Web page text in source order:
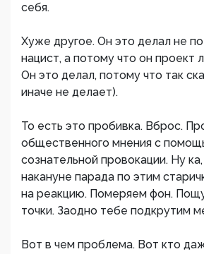
себя.
Хуже другое. Он это делал не
нацист, а потому что он проект
Он это делал, потому что так
иначе не делает).
То есть это пробивка. Вброс.
общественного мнения с
сознательной провокации. Ну
накануне парада по этим
на реакцию. Померяем фон.
точки. Заодно тебе подкрутим
Вот в чем проблема. Вот кто